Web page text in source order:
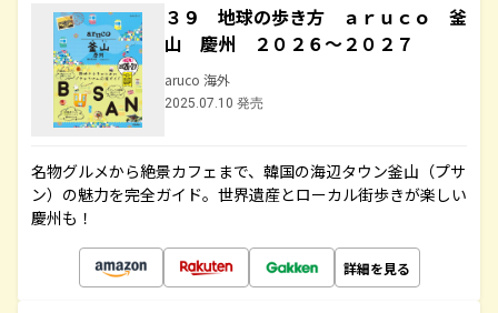
３９ 地球の歩き方 ａｒｕｃｏ 釜
山 慶州 ２０２６～２０２７
aruco 海外
2025.07.10 発売
名物グルメから絶景カフェまで、韓国の海辺タウン釜山（プサ
ン）の魅力を完全ガイド。世界遺産とローカル街歩きが楽しい
慶州も！
詳細を見る